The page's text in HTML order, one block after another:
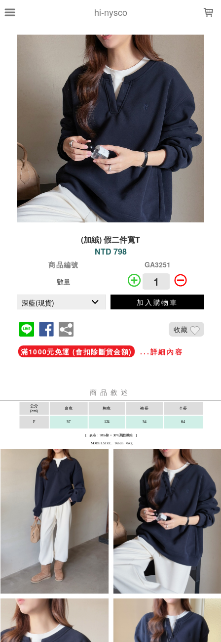
hi-nysco
(加絨) 假二件寬T
NTD 798
商品編號
GA3251
數量
加入購物車
收藏
滿1000元免運 (會扣除斷貨金額) ...詳細內容
商品敘述